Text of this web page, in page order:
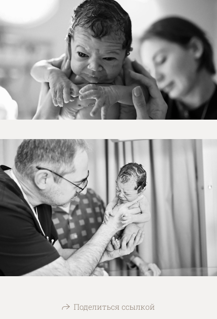
Поделиться ссылкой